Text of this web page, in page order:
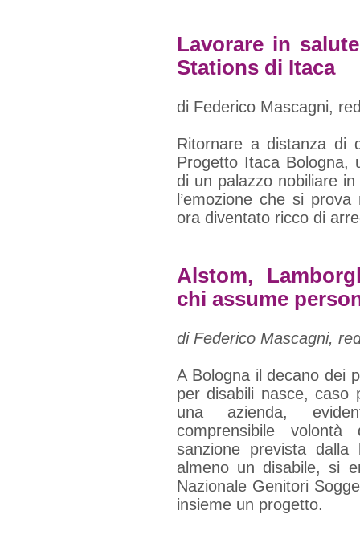
Lavorare in
Stations di Itaca
di Federico Mascagni,
Ritornare a distanza di
Progetto Itaca Bologna,
di un palazzo nobiliare
l’emozione che si
ora diventato ricco di
Alstom,
chi assume
di Federico Mascagni,
A Bologna il decano dei
per disabili nasce, caso
una azienda,
comprensibile
sanzione prevista
almeno un disabile, si
Nazionale Genitori
insieme un progetto.